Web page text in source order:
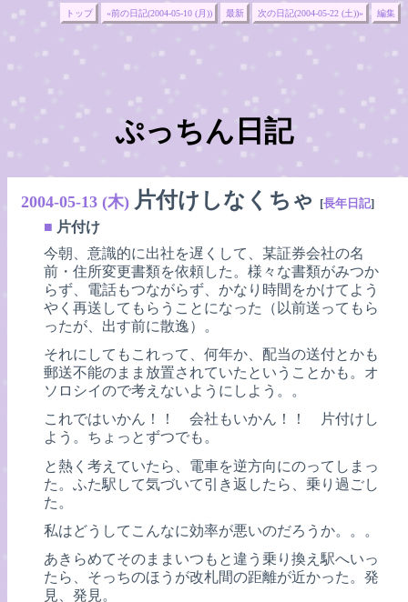
トップ «前の日記(2004-05-10 (月)) 最新 次の日記(2004-05-22 (土))» 編集
ぷっちん日記
2004-05-13 (木) 片付けしなくちゃ [長年日記]
■ 片付け
今朝、意識的に出社を遅くして、某証券会社の名
前・住所変更書類を依頼した。様々な書類がみつか
らず、電話もつながらず、かなり時間をかけてよう
やく再送してもらうことになった（以前送ってもら
ったが、出す前に散逸）。
それにしてもこれって、何年か、配当の送付とかも
郵送不能のまま放置されていたということかも。オ
ソロシイので考えないようにしよう。。
これではいかん！！ 会社もいかん！！ 片付けし
よう。ちょっとずつでも。
と熱く考えていたら、電車を逆方向にのってしまっ
た。ふた駅して気づいて引き返したら、乗り過ごし
た。
私はどうしてこんなに効率が悪いのだろうか。。。
あきらめてそのままいつもと違う乗り換え駅へいっ
たら、そっちのほうが改札間の距離が近かった。発
見、発見。